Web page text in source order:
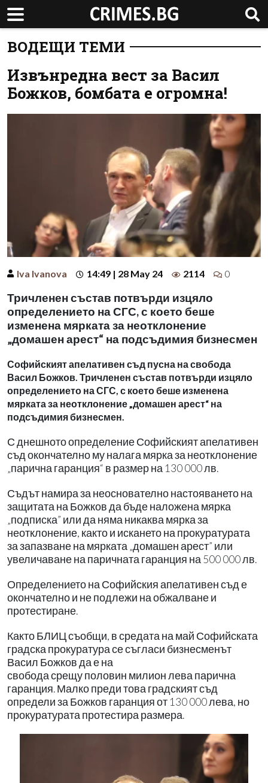
ВОДЕЩИ ТЕМИ
Извънредна вест за Васил
Божков, бомбата е огромна!
Iva Ivanova 14:49 | 28 May 24 2114 0
Тричленен състав потвърди изцяло
определението на СГС, с което беше
изменена мярката за неотклонение
„домашен арест“ на подсъдимия бизнесмен
Софийският апелативен съд пусна на свобода
Васил Божков. Тричленен състав потвърди изцяло
определението на СГС, с което беше изменена
мярката за неотклонение „домашен арест“ на
подсъдимия бизнесмен.
С днешното определение Софийският апелативен
съд окончателно му налага мярка за неотклонение
„парична гаранция“ в размер на 130 000 лв.
Съдът намира за неоснователно настояването на
защитата на Божков да бъде наложена мярка
„подписка” или да няма никаква мярка за
неотклонение, както и искането на прокуратурата
за запазване на мярката „домашен арест” или
увеличаване на паричната гаранция на 500 000 лв.
Определението на Софийския апелативен съд е
окончателно и не подлежи на обжалване и
протестиране.
Както БЛИЦ съобщи, в средата на май Софийската
градска прокуратура се съгласи бизнесменът
Васил Божков да е на
свобода срещу половин милион лева парична
гаранция. Малко преди това градският съд
определи за Божков гаранция от 130 000 лева, но
прокуратурата протестира размера.